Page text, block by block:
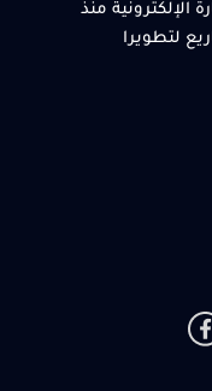
الإلكترونية منذ
لتطويرا